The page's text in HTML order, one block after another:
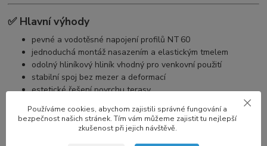
✅ Hlavní výhody
pevné a vodotěsné napojení profilů NT 60
jednoduchá montáž nasazením a elastickým tmelem
odolný hliníkový hliník vhodný pro venkovní použití
stabilní spoj bez mezer a deformací
estetické řešení povrchu terasy
📐 Použití
Používáme cookies, abychom zajistili správné fungování a
bezpečnost našich stránek. Tím vám můžeme zajistit tu nejlepší
zkušenost při jejich návštěvě.